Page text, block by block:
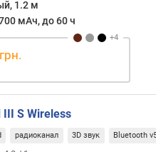
1.2 м
мАч, до 60 ч
грн.
III S Wireless
радиоканал 3D звук Bluetooth